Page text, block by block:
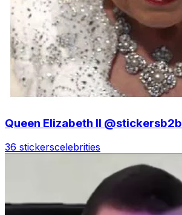
Queen Elizabeth II @stickersb2b
36 stickerscelebrities